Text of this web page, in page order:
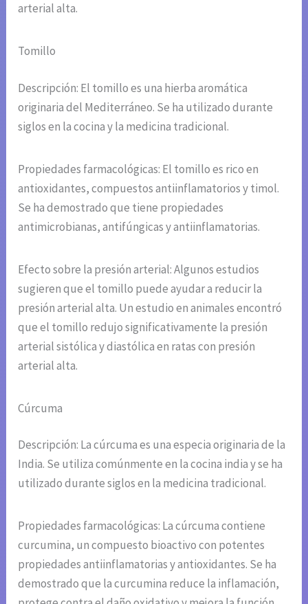
arterial alta.
Tomillo
Descripción: El tomillo es una hierba aromática
originaria del Mediterráneo. Se ha utilizado durante
siglos en la cocina y la medicina tradicional.
Propiedades farmacológicas: El tomillo es rico en
antioxidantes, compuestos antiinflamatorios y timol.
Se ha demostrado que tiene propiedades
antimicrobianas, antifúngicas y antiinflamatorias.
Efecto sobre la presión arterial: Algunos estudios
sugieren que el tomillo puede ayudar a reducir la
presión arterial alta. Un estudio en animales encontró
que el tomillo redujo significativamente la presión
arterial sistólica y diastólica en ratas con presión
arterial alta.
Cúrcuma
Descripción: La cúrcuma es una especia originaria de la
India. Se utiliza comúnmente en la cocina india y se ha
utilizado durante siglos en la medicina tradicional.
Propiedades farmacológicas: La cúrcuma contiene
curcumina, un compuesto bioactivo con potentes
propiedades antiinflamatorias y antioxidantes. Se ha
demostrado que la curcumina reduce la inflamación,